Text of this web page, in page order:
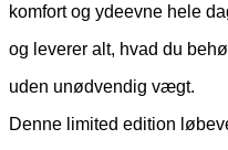
komfort og ydeevne hele
og leverer alt, hvad du
uden unødvendig vægt.
Denne limited edition